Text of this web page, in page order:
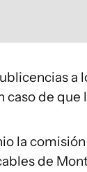
a
de que
la
de